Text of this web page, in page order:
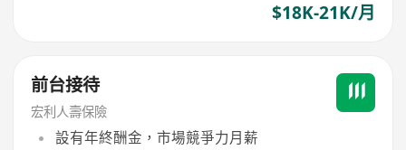
$18K-21K/月
前台接待
宏利人壽保險
設有年終酬金，市場競爭力月薪